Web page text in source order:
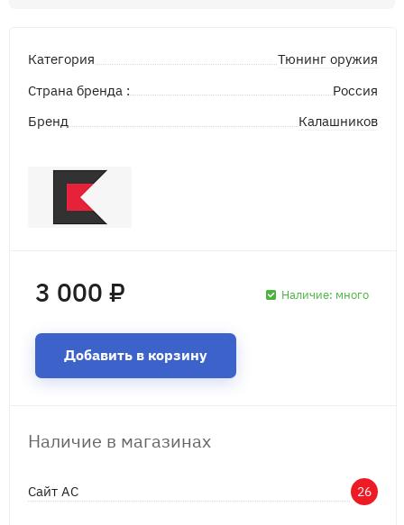
Категория
Тюнинг оружия
Страна бренда :
Россия
Бренд
Калашников
3 000 ₽ Наличие: много
Добавить в корзину
Наличие в магазинах
Сайт АС 26